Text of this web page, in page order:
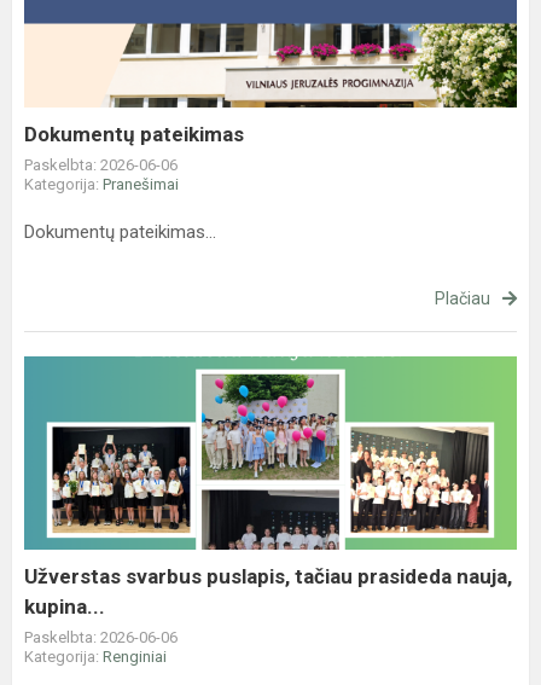
Dokumentų pateikimas
Paskelbta: 2026-06-06
Kategorija: Pranešimai
Dokumentų pateikimas...
Plačiau
puslapis,
tačiau
prasideda
nauja,
kupina...
Užverstas svarbus puslapis, tačiau prasideda nauja,
kupina...
Paskelbta: 2026-06-06
Kategorija: Renginiai